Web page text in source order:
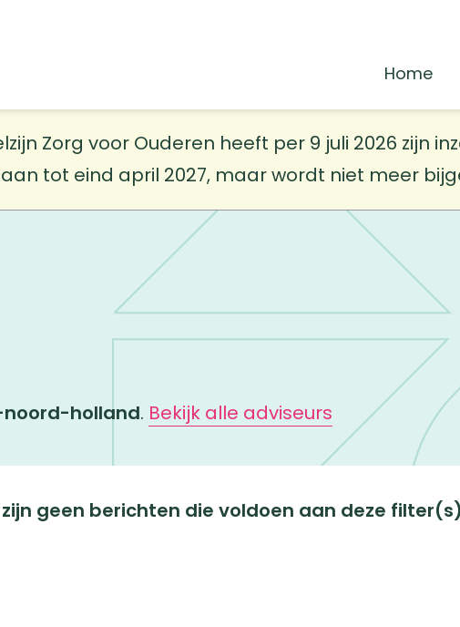
Home
Zorg voor Ouderen heeft per 9 juli 2026 zijn
tot eind april 2027, maar wordt niet meer
holland. Bekijk alle adviseurs
zijn geen berichten die voldoen aan deze